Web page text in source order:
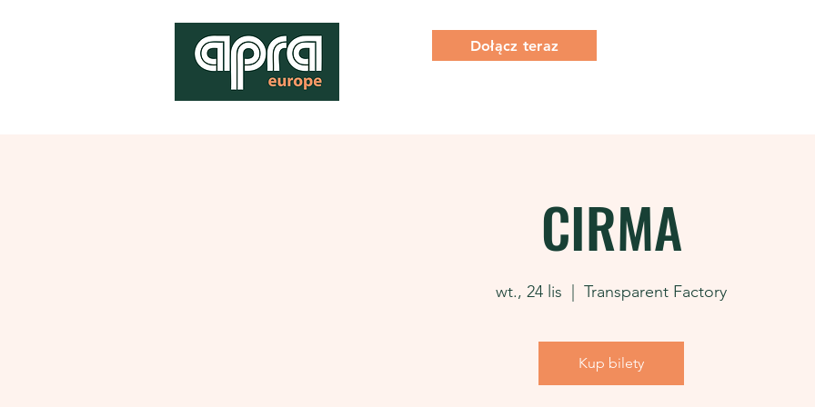
Dołącz teraz
CIRMA
wt., 24 lis Transparent Factory
Kup bilety